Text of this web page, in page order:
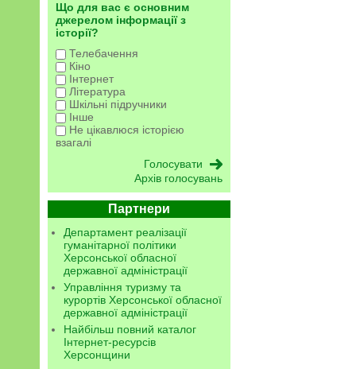
Що для вас є основним
джерелом інформації з
історії?
Телебачення
Кіно
Інтернет
Література
Шкільні підручники
Інше
Не цікавлюся історією
взагалі
Архів голосувань
Партнери
Департамент реалізації
гуманітарної політики
Херсонської обласної
державної адміністрації
Управління туризму та
курортів Херсонської обласної
державної адміністрації
Найбільш повний каталог
Інтернет-ресурсів
Херсонщини